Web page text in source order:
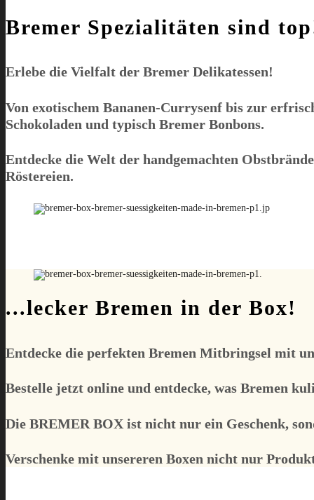
Bremer Spezialitäten sind
Erlebe die Vielfalt der Bremer Delikatessen!
Von exotischem Bananen-Currysenf bis zur
Schokoladen und typisch Bremer Bonbons.
Entdecke die Welt der handgemachten
Röstereien.
...lecker Bremen in der Box!
Entdecke die perfekten Bremen Mitbringsel mit
Bestelle jetzt online und entdecke, was Bremen
Die BREMER BOX ist nicht nur ein Geschenk,
Verschenke mit unsereren Boxen nicht nur